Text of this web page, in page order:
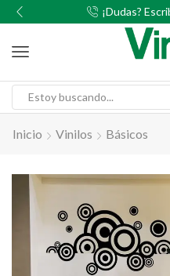
¡Dudas?
Inicio Vinilos Básicos